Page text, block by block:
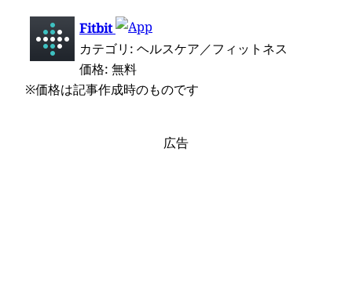
Fitbit
カテゴリ: ヘルスケア／フィットネス
価格: 無料
※価格は記事作成時のものです
広告